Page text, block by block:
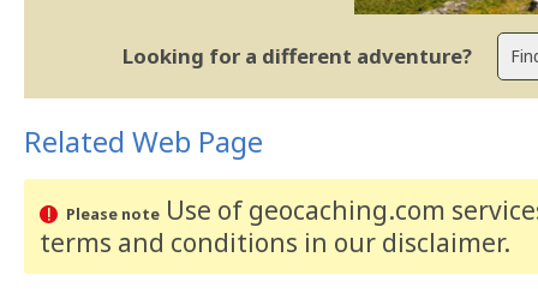
Looking for a different adventure?
Related Web Page
Please noteUse of geocaching.com
terms and conditions in our disclaimer.